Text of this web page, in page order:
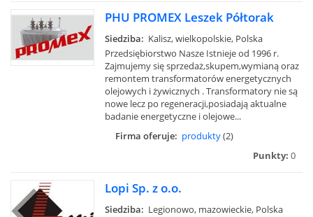
PHU PROMEX Leszek Półtorak
Siedziba: Kalisz, wielkopolskie, Polska
Przedsiębiorstwo Nasze Istnieje od 1996 r.
Zajmujemy się sprzedaż,skupem,wymianą oraz
remontem transformatorów energetycznych
olejowych i żywicznych . Transformatory nie są
nowe lecz po regeneracji,posiadają aktualne
badanie energetyczne i olejowe...
Firma oferuje: produkty(2)
Punkty: 0
Lopi Sp. z o.o.
Siedziba: Legionowo, mazowieckie, Polska